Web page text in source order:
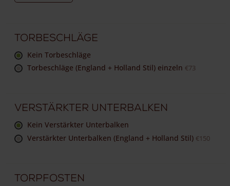
Torbeschläge
Kein Torbeschläge
Torbeschläge (England + Holland Stil) einzeln €73
Verstärkter Unterbalken
Kein Verstärkter Unterbalken
Verstärkter Unterbalken (England + Holland Stil) €150
Torpfosten